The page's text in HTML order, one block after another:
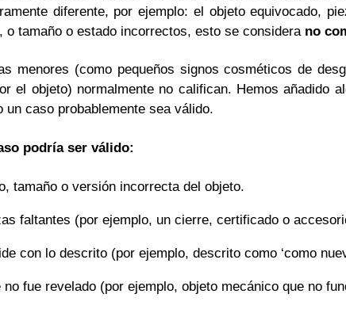
diferente, por ejemplo: el objeto equivocado,
o tamaño o estado incorrectos, esto se considera no
menores (como pequeños signos cosméticos de
el objeto) normalmente no califican. Hemos añadido
un caso probablemente sea válido.
podría ser válido:
tamaño o versión incorrecta del objeto.
faltantes (por ejemplo, un cierre, certificado o
con lo descrito (por ejemplo, descrito como ‘como
fue revelado (por ejemplo, objeto mecánico que no